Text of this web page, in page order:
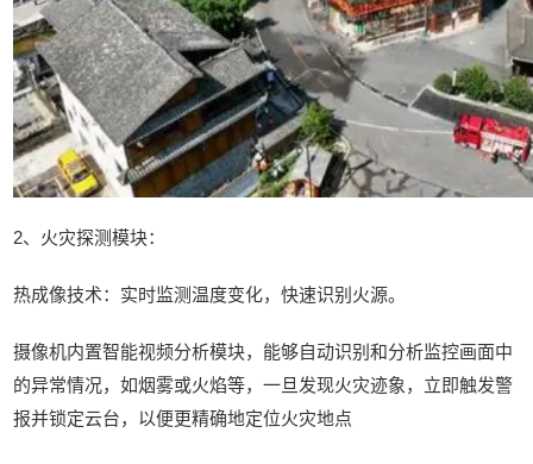
2、火灾探测模块：
热成像技术：实时监测温度变化，快速识别火源。
摄像机内置智能视频分析模块，能够自动识别和分析监控画面中
的异常情况，如烟雾或火焰等，一旦发现火灾迹象，立即触发警
报并锁定云台，以便更精确地定位火灾地点